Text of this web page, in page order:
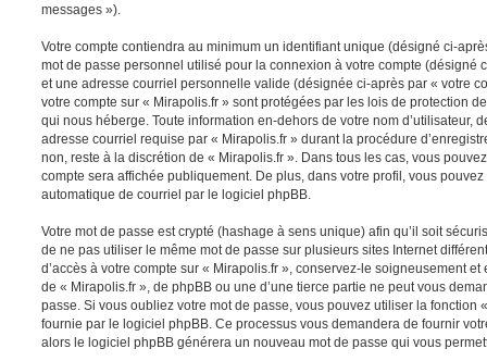
messages »).
Votre compte contiendra au minimum un identifiant unique (désigné ci-
mot de passe personnel utilisé pour la connexion à votre compte (désigné
et une adresse courriel personnelle valide (désignée ci-après par « votre
votre compte sur « Mirapolis.fr » sont protégées par les lois de protection
qui nous héberge. Toute information en-dehors de votre nom d’utilisateur,
adresse courriel requise par « Mirapolis.fr » durant la procédure
non, reste à la discrétion de « Mirapolis.fr ». Dans tous les cas, vous
compte sera affichée publiquement. De plus, dans votre profil, vous
automatique de courriel par le logiciel phpBB.
Votre mot de passe est crypté (hashage à sens unique) afin qu’il soit
de ne pas utiliser le même mot de passe sur plusieurs sites Internet
d’accès à votre compte sur « Mirapolis.fr », conservez-le soigneusement
de « Mirapolis.fr », de phpBB ou une d’une tierce partie ne peut vous
passe. Si vous oubliez votre mot de passe, vous pouvez utiliser la fonction
fournie par le logiciel phpBB. Ce processus vous demandera de fournir
alors le logiciel phpBB générera un nouveau mot de passe qui vous